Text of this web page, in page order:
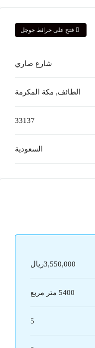
فتح على خرائط جوجل
شارع صاري
الطائف, مكة المكرمة
33137
السعودية
3,550,000ريال
5400 متر مربع
5